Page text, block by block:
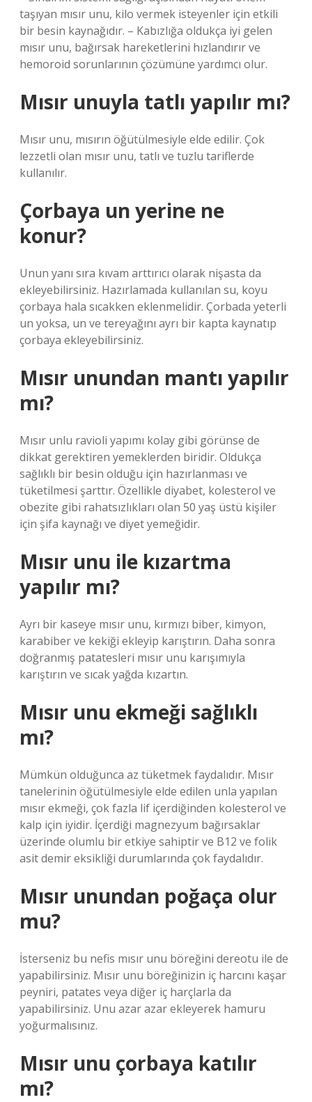
taşıyan mısır unu, kilo vermek isteyenler için etkili
bir besin kaynağıdır. – Kabızlığa oldukça iyi gelen
mısır unu, bağırsak hareketlerini hızlandırır ve
hemoroid sorunlarının çözümüne yardımcı olur.
Mısır unuyla tatlı yapılır mı?
Mısır unu, mısırın öğütülmesiyle elde edilir. Çok
lezzetli olan mısır unu, tatlı ve tuzlu tariflerde
kullanılır.
Çorbaya un yerine ne
konur?
Unun yanı sıra kıvam arttırıcı olarak nişasta da
ekleyebilirsiniz. Hazırlamada kullanılan su, koyu
çorbaya hala sıcakken eklenmelidir. Çorbada yeterli
un yoksa, un ve tereyağını ayrı bir kapta kaynatıp
çorbaya ekleyebilirsiniz.
Mısır unundan mantı yapılır
mı?
Mısır unlu ravioli yapımı kolay gibi görünse de
dikkat gerektiren yemeklerden biridir. Oldukça
sağlıklı bir besin olduğu için hazırlanması ve
tüketilmesi şarttır. Özellikle diyabet, kolesterol ve
obezite gibi rahatsızlıkları olan 50 yaş üstü kişiler
için şifa kaynağı ve diyet yemeğidir.
Mısır unu ile kızartma
yapılır mı?
Ayrı bir kaseye mısır unu, kırmızı biber, kimyon,
karabiber ve kekiği ekleyip karıştırın. Daha sonra
doğranmış patatesleri mısır unu karışımıyla
karıştırın ve sıcak yağda kızartın.
Mısır unu ekmeği sağlıklı
mı?
Mümkün olduğunca az tüketmek faydalıdır. Mısır
tanelerinin öğütülmesiyle elde edilen unla yapılan
mısır ekmeği, çok fazla lif içerdiğinden kolesterol ve
kalp için iyidir. İçerdiği magnezyum bağırsaklar
üzerinde olumlu bir etkiye sahiptir ve B12 ve folik
asit demir eksikliği durumlarında çok faydalıdır.
Mısır unundan poğaça olur
mu?
İsterseniz bu nefis mısır unu böreğini dereotu ile de
yapabilirsiniz. Mısır unu böreğinizin iç harcını kaşar
peyniri, patates veya diğer iç harçlarla da
yapabilirsiniz. Unu azar azar ekleyerek hamuru
yoğurmalısınız.
Mısır unu çorbaya katılır
mı?